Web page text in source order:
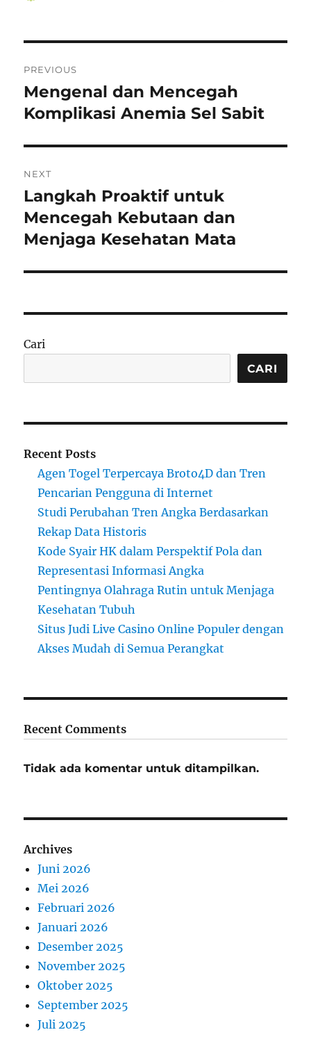
pos
PREVIOUS
Previous
post:
Mengenal dan Mencegah
Komplikasi Anemia Sel Sabit
NEXT
Next
post:
Langkah Proaktif untuk
Mencegah Kebutaan dan
Menjaga Kesehatan Mata
Cari
CARI
Recent Posts
Agen Togel Terpercaya Broto4D dan Tren
Pencarian Pengguna di Internet
Studi Perubahan Tren Angka Berdasarkan
Rekap Data Historis
Kode Syair HK dalam Perspektif Pola dan
Representasi Informasi Angka
Pentingnya Olahraga Rutin untuk Menjaga
Kesehatan Tubuh
Situs Judi Live Casino Online Populer dengan
Akses Mudah di Semua Perangkat
Recent Comments
Tidak ada komentar untuk ditampilkan.
Archives
Juni 2026
Mei 2026
Februari 2026
Januari 2026
Desember 2025
November 2025
Oktober 2025
September 2025
Juli 2025